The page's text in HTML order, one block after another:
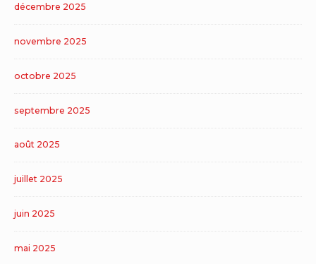
décembre 2025
novembre 2025
octobre 2025
septembre 2025
août 2025
juillet 2025
juin 2025
mai 2025